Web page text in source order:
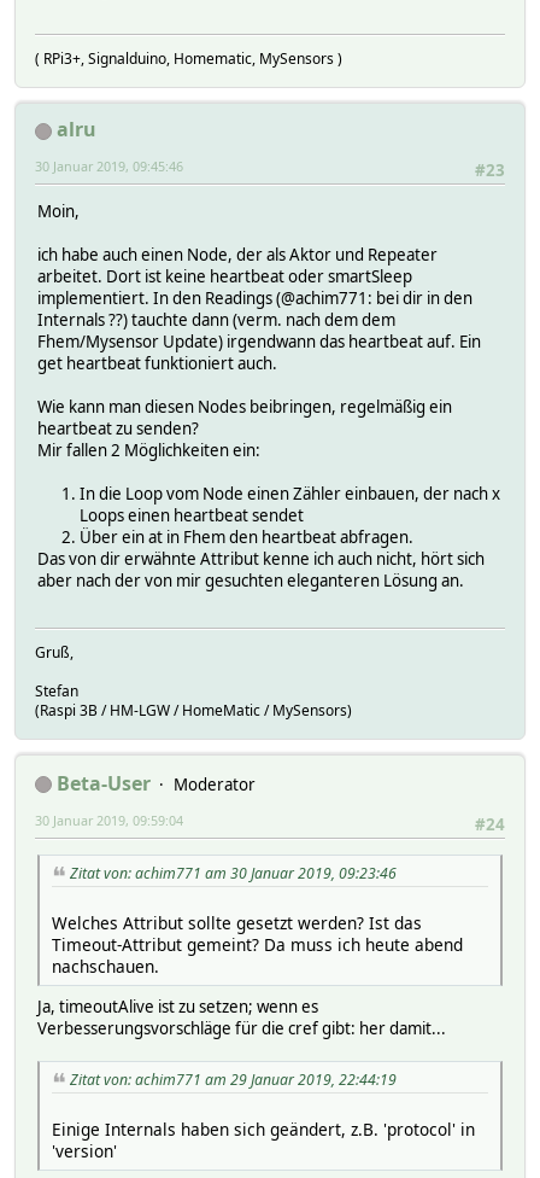
( RPi3+, Signalduino, Homematic, MySensors )
alru
#23
30 Januar 2019, 09:45:46
Moin,
ich habe auch einen Node, der als Aktor und Repeater
arbeitet. Dort ist keine heartbeat oder smartSleep
implementiert. In den Readings (@achim771: bei dir in den
Internals ??) tauchte dann (verm. nach dem dem
Fhem/Mysensor Update) irgendwann das heartbeat auf. Ein
get heartbeat funktioniert auch.
Wie kann man diesen Nodes beibringen, regelmäßig ein
heartbeat zu senden?
Mir fallen 2 Möglichkeiten ein:
In die Loop vom Node einen Zähler einbauen, der nach x
Loops einen heartbeat sendet
Über ein at in Fhem den heartbeat abfragen.
Das von dir erwähnte Attribut kenne ich auch nicht, hört sich
aber nach der von mir gesuchten eleganteren Lösung an.
Gruß,
Stefan
(Raspi 3B / HM-LGW / HomeMatic / MySensors)
Beta-User
Moderator
#24
30 Januar 2019, 09:59:04
Zitat von: achim771 am 30 Januar 2019, 09:23:46
Welches Attribut sollte gesetzt werden? Ist das
Timeout-Attribut gemeint? Da muss ich heute abend
nachschauen.
Ja, timeoutAlive ist zu setzen; wenn es
Verbesserungsvorschläge für die cref gibt: her damit...
Zitat von: achim771 am 29 Januar 2019, 22:44:19
Einige Internals haben sich geändert, z.B. 'protocol' in
'version'